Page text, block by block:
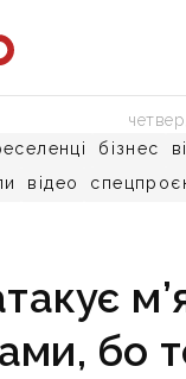
бізнес
відео
бо